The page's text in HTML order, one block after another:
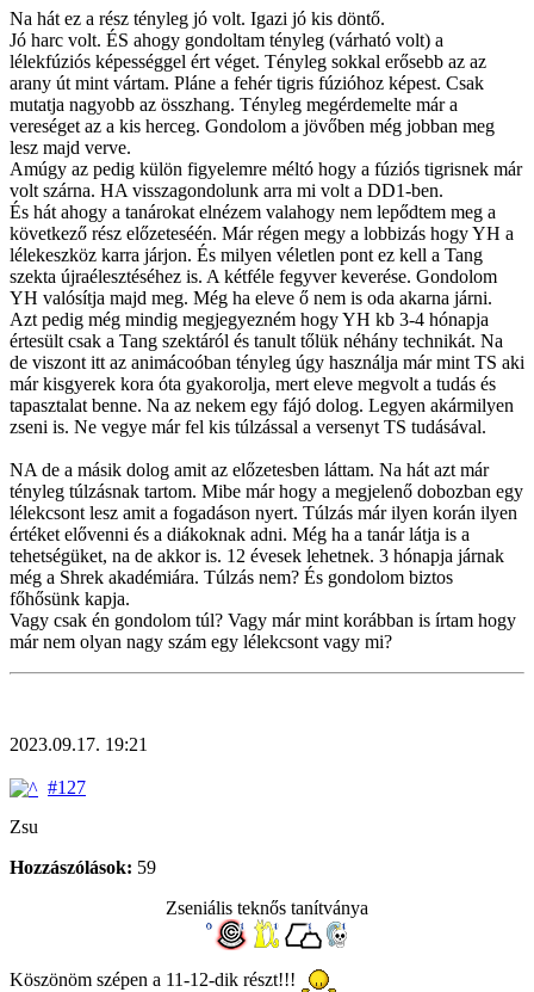
Na hát ez a rész tényleg jó volt. Igazi jó kis döntő.
Jó harc volt. ÉS ahogy gondoltam tényleg (várható volt) a
lélekfúziós képességgel ért véget. Tényleg sokkal erősebb az az
arany út mint vártam. Pláne a fehér tigris fúzióhoz képest. Csak
mutatja nagyobb az összhang. Tényleg megérdemelte már a
vereséget az a kis herceg. Gondolom a jövőben még jobban meg
lesz majd verve.
Amúgy az pedig külön figyelemre méltó hogy a fúziós tigrisnek már
volt szárna. HA visszagondolunk arra mi volt a DD1-ben.
És hát ahogy a tanárokat elnézem valahogy nem lepődtem meg a
következő rész előzeteséén. Már régen megy a lobbizás hogy YH a
lélekeszköz karra járjon. És milyen véletlen pont ez kell a Tang
szekta újraélesztéséhez is. A kétféle fegyver keverése. Gondolom
YH valósítja majd meg. Még ha eleve ő nem is oda akarna járni.
Azt pedig még mindig megjegyezném hogy YH kb 3-4 hónapja
értesült csak a Tang szektáról és tanult tőlük néhány technikát. Na
de viszont itt az animácoóban tényleg úgy használja már mint TS aki
már kisgyerek kora óta gyakorolja, mert eleve megvolt a tudás és
tapasztalat benne. Na az nekem egy fájó dolog. Legyen akármilyen
zseni is. Ne vegye már fel kis túlzással a versenyt TS tudásával.
NA de a másik dolog amit az előzetesben láttam. Na hát azt már
tényleg túlzásnak tartom. Mibe már hogy a megjelenő dobozban egy
lélekcsont lesz amit a fogadáson nyert. Túlzás már ilyen korán ilyen
értéket elővenni és a diákoknak adni. Még ha a tanár látja is a
tehetségüket, na de akkor is. 12 évesek lehetnek. 3 hónapja járnak
még a Shrek akadémiára. Túlzás nem? És gondolom biztos
főhősünk kapja.
Vagy csak én gondolom túl? Vagy már mint korábban is írtam hogy
már nem olyan nagy szám egy lélekcsont vagy mi?
2023.09.17. 19:21
#127
Zsu
Hozzászólások: 59
Zseniális teknős tanítványa
Köszönöm szépen a 11-12-dik részt!!!